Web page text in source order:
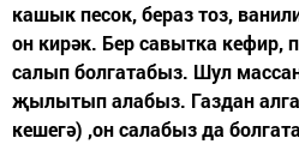
кашык песок, бераз тоз,
он кирәк. Бер савытка кефир,
салып болгатабыз. Шул
җылытып алабыз. Газдан
кешегә) ,он салабыз да